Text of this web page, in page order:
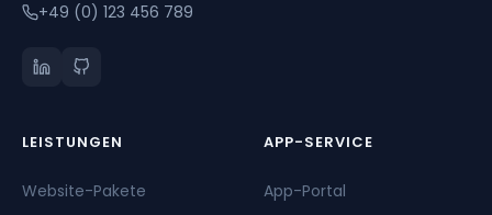
+49 (0) 123 456 789
LEISTUNGEN
Website-Pakete
APP-SERVICE
App-Portal